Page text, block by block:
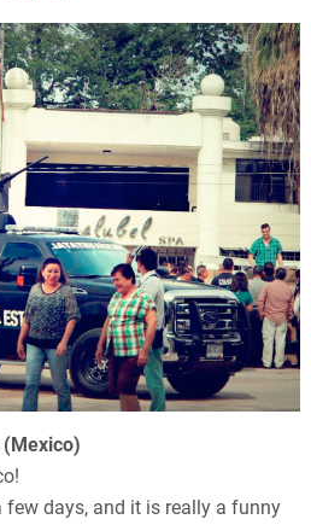
size.size.size.
(Mexico)
few days, and it is really a funny